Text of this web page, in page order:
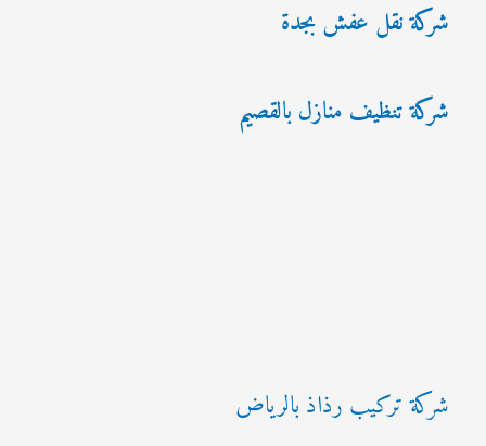
شركة نقل عفش بجدة
شركة تنظيف منازل بالقصيم
شركة تركيب رذاذ بالرياض